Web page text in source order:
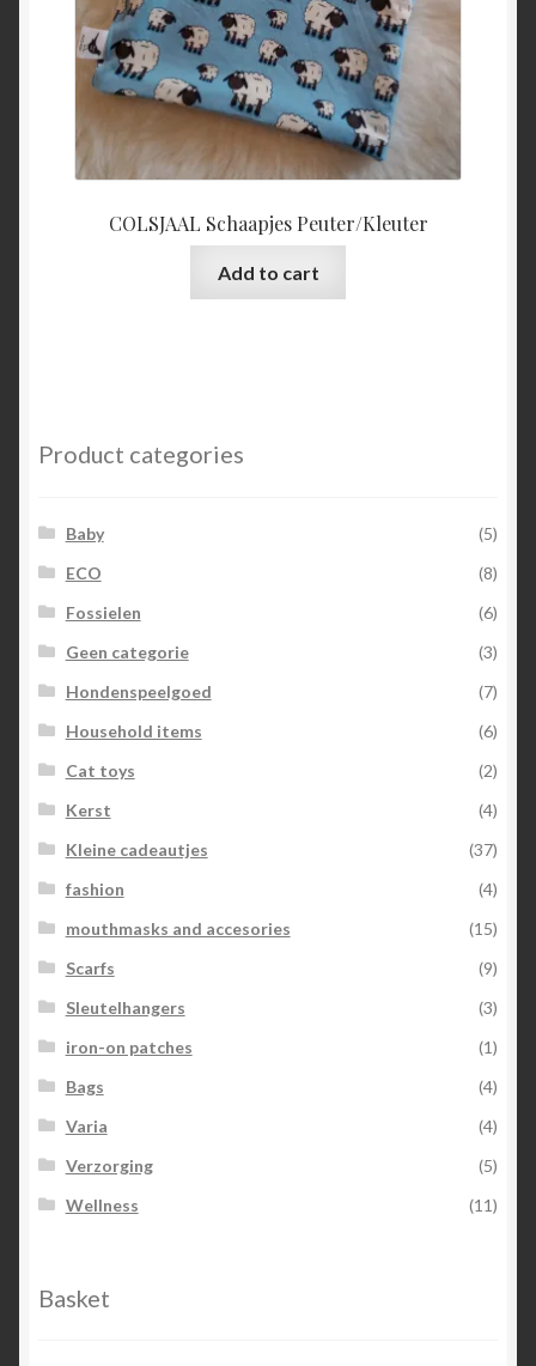
COLSJAAL Schaapjes Peuter/Kleuter
Add to cart
Product categories
Baby
(5)
ECO
(8)
Fossielen
(6)
Geen categorie
(3)
Hondenspeelgoed
(7)
Household items
(6)
Cat toys
(2)
Kerst
(4)
Kleine cadeautjes
(37)
fashion
(4)
mouthmasks and accesories
(15)
Scarfs
(9)
Sleutelhangers
(3)
iron-on patches
(1)
Bags
(4)
Varia
(4)
Verzorging
(5)
Wellness
(11)
Basket